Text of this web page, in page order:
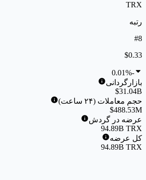
TRX
رتبه
#8
$0.33
-0.01%
بازارگردانی
$31.04B
حجم معاملات (۲۴ ساعت)
$488.53M
عرضه در گردش
94.89B TRX
کل عرضه
94.89B TRX